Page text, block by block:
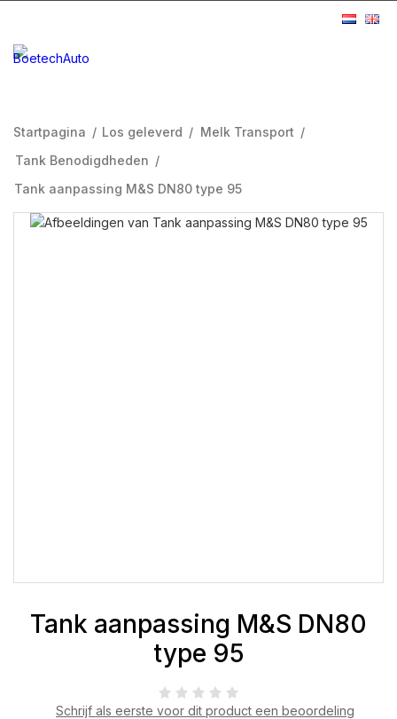
Startpagina / Los geleverd / Melk Transport /
Tank Benodigdheden /
Tank aanpassing M&S DN80 type 95
Tank aanpassing M&S DN80
type 95
Schrijf als eerste voor dit product een beoordeling